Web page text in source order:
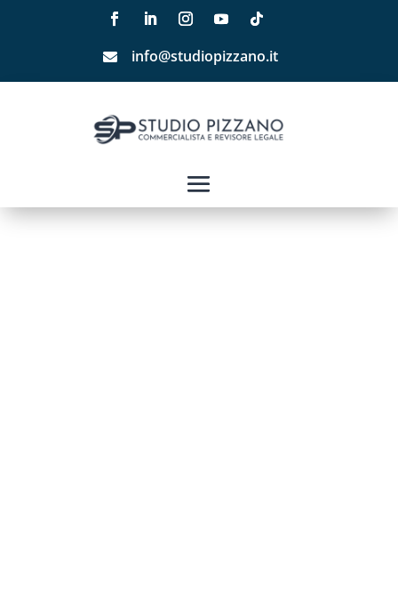
 info@studiopizzano.it